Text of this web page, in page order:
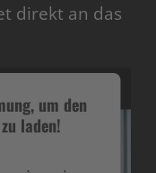
direkt an das
um den
laden!